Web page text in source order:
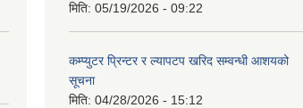
मिति: 05/19/2026 - 09:22
कम्प्युटर प्रिन्टर र ल्यापटप खरिद सम्वन्धी आशयको
सूचना
मिति: 04/28/2026 - 15:12